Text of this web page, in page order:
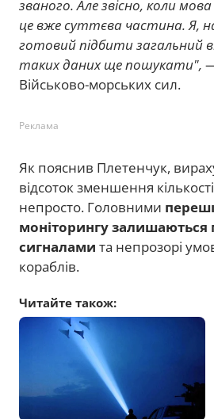
званого. Але звісно, коли
це вже суттєва частина. Я,
готовий підбити загальний
таких даних ще пошукати",
Військово-морських сил.
Реклама
Як пояснив Плетенчук,
відсоток зменшення
непросто. Головними
моніторингу залишаються
сигналами та непрозорі
кораблів.
Читайте також: